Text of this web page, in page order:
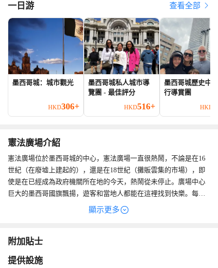
一日游 查看全部
墨西哥城：城市觀光
HKD306+
墨西哥城私人城市導
覽團 - 最佳評分
HKD516+
墨西哥城歷史中
行導賞團
HKD
憲法廣場介紹
憲法廣場位於墨西哥城的中心，憲法廣場一直很熱鬧，不論是在16
世紀（在廢墟上建起的），還是在18世紀（攤販雲集的市場），即
使是在已經成為政府機關所在地的今天，熱鬧從未停止。廣場中心
巨大的墨西哥國旗飄揚，遊客和當地人都能在這裡找到快樂。每天
早上和下午，會有墨西哥士兵從國家宮裡走出，進行升降旗儀。
顯示更多
附加貼士
提供設施